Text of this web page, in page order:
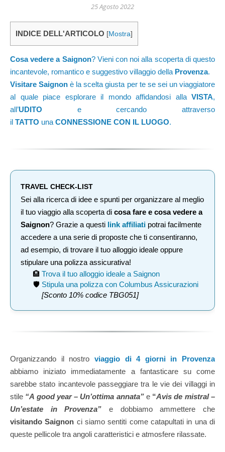
25 Agosto 2022
INDICE DELL'ARTICOLO [Mostra]
Cosa vedere a Saignon? Vieni con noi alla scoperta di questo
incantevole, romantico e suggestivo villaggio della Provenza.
VisitareSaignon è la scelta giusta per te se sei un viaggiatore
al quale piace esplorare il mondo affidandosi alla VISTA,
all’UDITO e cercando attraverso
il TATTO una CONNESSIONE CON IL LUOGO.
TRAVEL CHECK-LIST
Sei alla ricerca di idee e spunti per organizzare al meglio
il tuo viaggio alla scoperta di cosa fare e cosa vedere a
Saignon? Grazie a questi link affiliati potrai facilmente
accedere a una serie di proposte che ti consentiranno,
ad esempio, di trovare il tuo alloggio ideale oppure
stipulare una polizza assicurativa!
🏨 Trova il tuo alloggio ideale a Saignon
🛡️ Stipula una polizza con Columbus Assicurazioni
[Sconto 10% codice TBG051]
Organizzando il nostro viaggio di 4 giorni in Provenza
abbiamo iniziato immediatamente a fantasticare su come
sarebbe stato incantevole passeggiare tra le vie dei villaggi in
stile “A good year – Un’ottima annata”e “Avis de mistral –
Un’estate in Provenza” e dobbiamo ammettere che
visitando Saignon ci siamo sentiti come catapultati in una di
queste pellicole tra angoli caratteristici e atmosfere rilassate.